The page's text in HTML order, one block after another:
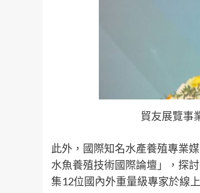
貿友展覽事
此外，國際知名水產養殖專業
水魚養殖技術國際論壇」，探
集12位國內外重量級專家於線